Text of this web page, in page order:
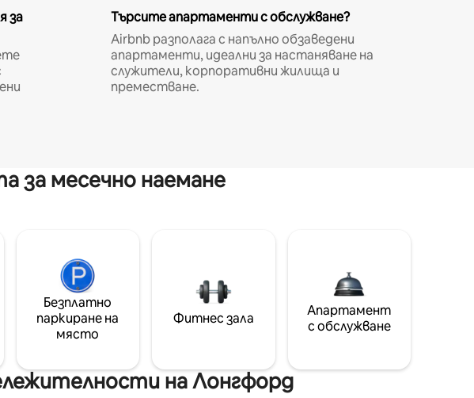
за
Търсите апартаменти с обслужване?
Airbnb разполага с напълно обзаведени
апартаменти, идеални за настаняване на
служители, корпоративни жилища и
преместване.
за месечно наемане
Безплатно
паркиране на
място
Фитнес зала
Апартамент
с обслужване
на Лонгфорд